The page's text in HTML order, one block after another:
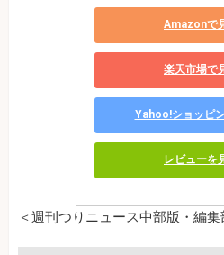
Amazonで
楽天市場で
Yahoo!ショッピ
レビューを
＜週刊つりニュース中部版・編集